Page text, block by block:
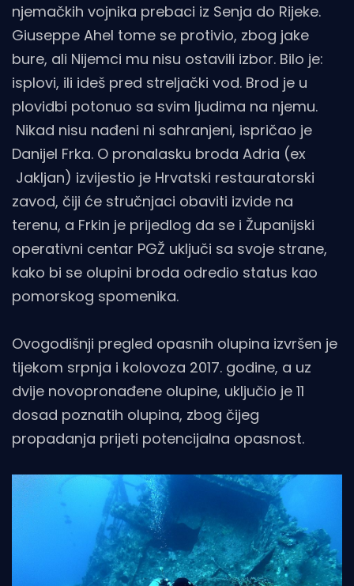
njemačkih vojnika prebaci iz Senja do Rijeke.
Giuseppe Ahel tome se protivio, zbog jake
bure, ali Nijemci mu nisu ostavili izbor. Bilo je:
isplovi, ili ideš pred streljački vod. Brod je u
plovidbi potonuo sa svim ljudima na njemu.
Nikad nisu nađeni ni sahranjeni, ispričao je
Danijel Frka. O pronalasku broda Adria (ex
Jakljan) izvijestio je Hrvatski restauratorski
zavod, čiji će stručnjaci obaviti izvide na
terenu, a Frkin je prijedlog da se i Županijski
operativni centar PGŽ uključi sa svoje strane,
kako bi se olupini broda odredio status kao
pomorskog spomenika.
Ovogodišnji pregled opasnih olupina izvršen je
tijekom srpnja i kolovoza 2017. godine, a uz
dvije novopronađene olupine, uključio je 11
dosad poznatih olupina, zbog čijeg
propadanja prijeti potencijalna opasnost.